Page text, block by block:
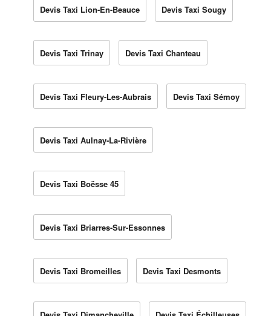
Devis Taxi Lion-En-Beauce Devis Taxi Sougy
Devis Taxi Trinay Devis Taxi Chanteau
Devis Taxi Fleury-Les-Aubrais Devis Taxi Sémoy
Devis Taxi Aulnay-La-Rivière
Devis Taxi Boësse 45
Devis Taxi Briarres-Sur-Essonnes
Devis Taxi Bromeilles Devis Taxi Desmonts